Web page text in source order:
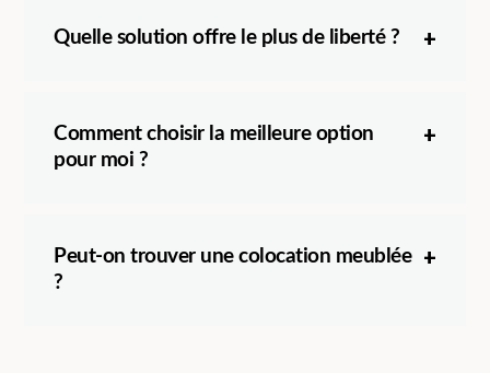
Quelle solution offre le plus de liberté ?
Comment choisir la meilleure option
pour moi ?
Peut-on trouver une colocation meublée
?